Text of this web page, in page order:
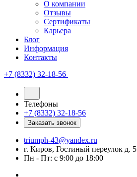
О компании
Отзывы
Сертификаты
Карьера
Блог
Информация
Контакты
+7 (8332) 32-18-56
Телефоны
+7 (8332) 32-18-56
Заказать звонок
triumph-43@yandex.ru
г. Киров, Гостиный переулок д. 5
Пн - Пт: с 9:00 до 18:00